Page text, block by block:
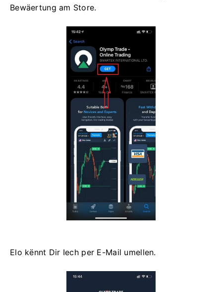
Bewäertung am Store.
Elo kënnt Dir Iech per E-Mail umellen.